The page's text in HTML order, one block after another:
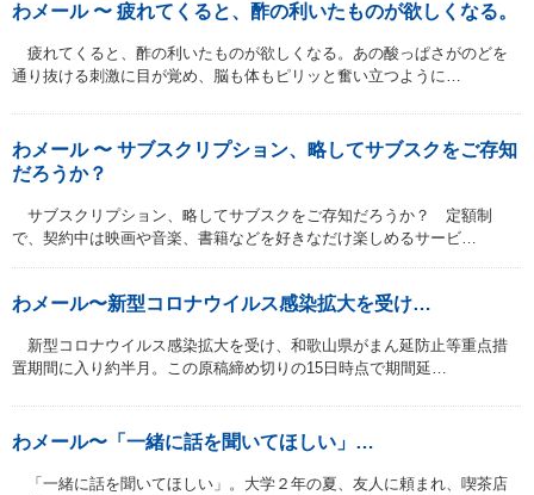
わメール 〜 疲れてくると、酢の利いたものが欲しくなる。
疲れてくると、酢の利いたものが欲しくなる。あの酸っぱさがのどを
通り抜ける刺激に目が覚め、脳も体もピリッと奮い立つように…
わメール 〜 サブスクリプション、略してサブスクをご存知
だろうか？
サブスクリプション、略してサブスクをご存知だろうか？ 定額制
で、契約中は映画や音楽、書籍などを好きなだけ楽しめるサービ…
わメール〜新型コロナウイルス感染拡大を受け…
新型コロナウイルス感染拡大を受け、和歌山県がまん延防止等重点措
置期間に入り約半月。この原稿締め切りの15日時点で期間延…
わメール〜「一緒に話を聞いてほしい」…
「一緒に話を聞いてほしい」。大学２年の夏、友人に頼まれ、喫茶店